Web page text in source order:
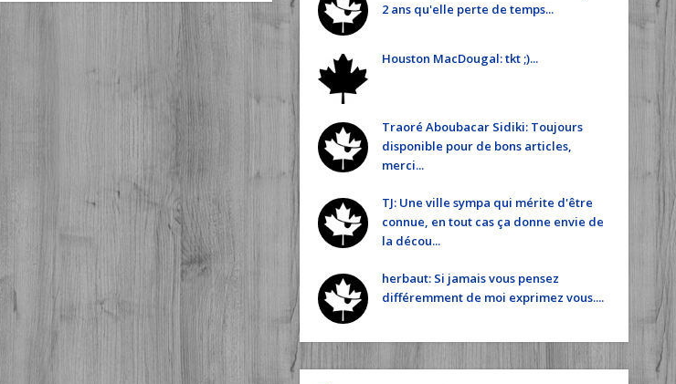
2 ans qu'elle perte de temps...
Houston MacDougal: tkt ;)...
Traoré Aboubacar Sidiki: Toujours
disponible pour de bons articles,
merci...
TJ: Une ville sympa qui mérite d'être
connue, en tout cas ça donne envie de
la décou...
herbaut: Si jamais vous pensez
différemment de moi exprimez vous....